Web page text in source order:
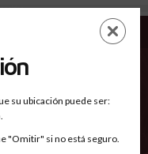
EN
su ubicación puede ser:
.
"Omitir" si no está seguro.